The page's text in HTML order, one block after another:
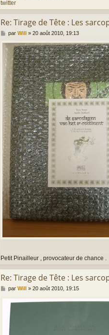
twitter
Re: Tirage de Tête : Les
M
s
a
par Will» 20 août 2010, 19:13
Petit Pinailleur , provocateur de chance .
Re: Tirage de Tête : Les
M
par Will » 20 août 2010, 19:15